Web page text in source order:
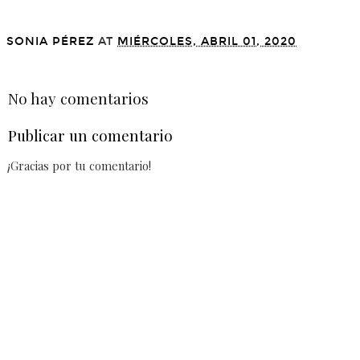
SONIA PÉREZ AT MIÉRCOLES, ABRIL 01, 2020
No hay comentarios
Publicar un comentario
¡Gracias por tu comentario!